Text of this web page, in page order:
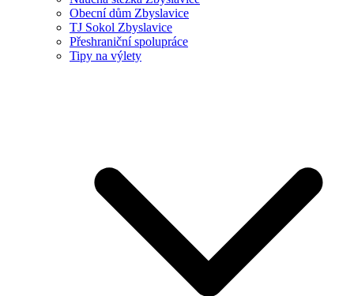
Obecní dům Zbyslavice
TJ Sokol Zbyslavice
Přeshraniční spolupráce
Tipy na výlety